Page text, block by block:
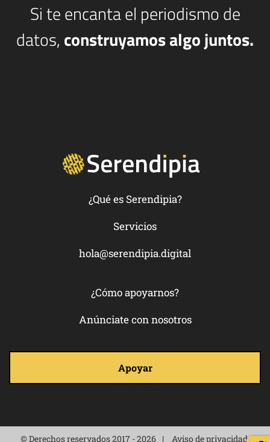
Si te encanta el periodismo de
datos, construyamos algo juntos.
¿Qué es Serendipia?
Servicios
hola@serendipia.digital
¿Cómo apoyarnos?
Anúnciate con nosotros
Apoyar
© Derechos reservados 2017 - 2026 Aviso de privacidad